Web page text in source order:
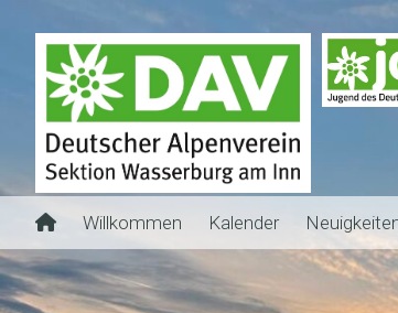
Willkommen Kalender